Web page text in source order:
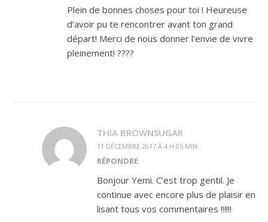
Plein de bonnes choses pour toi ! Heureuse
d’avoir pu te rencontrer avant ton grand
départ! Merci de nous donner l’envie de vivre
pleinement! ????
THIA BROWNSUGAR
11 DÉCEMBRE 2017 À 4 H 05 MIN
RÉPONDRE
Bonjour Yemi. C’est trop gentil. Je
continue avec encore plus de plaisir en
lisant tous vos commentaires !!!!!!